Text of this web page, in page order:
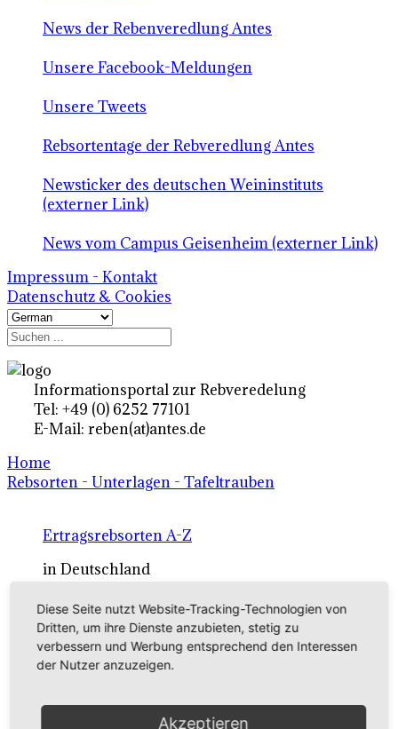
News der Rebenveredlung Antes
Unsere Facebook-Meldungen
Unsere Tweets
Rebsortentage der Rebveredlung Antes
Newsticker des deutschen Weininstituts
(externer Link)
News vom Campus Geisenheim (externer Link)
Impressum - Kontakt
Datenschutz & Cookies
Informationsportal zur Rebveredelung
Tel: +49 (0) 6252 77101
E-Mail: reben(at)antes.de
Home
Rebsorten - Unterlagen - Tafeltrauben
Ertragsrebsorten A-Z
in Deutschland
Rebsorten international
externe Links
Tafeltraubensorten
Diese Seite nutzt Website-Tracking-Technologien von
Dritten, um ihre Dienste anzubieten, stetig zu
verbessern und Werbung entsprechend den Interessen
der Nutzer anzuzeigen.
Akzeptieren